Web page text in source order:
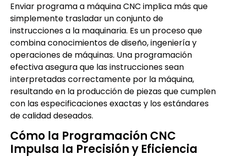
Enviar programa a máquina CNC implica más que
simplemente trasladar un conjunto de
instrucciones a la maquinaria. Es un proceso que
combina conocimientos de diseño, ingeniería y
operaciones de máquinas. Una programación
efectiva asegura que las instrucciones sean
interpretadas correctamente por la máquina,
resultando en la producción de piezas que cumplen
con las especificaciones exactas y los estándares
de calidad deseados.
Cómo la Programación CNC
Impulsa la Precisión y Eficiencia